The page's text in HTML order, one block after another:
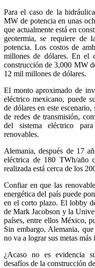
Para el caso de la
MW de potencia en unas
que actualmente está en
geotermia, se requiere de
potencia. Los costos de
millones de dólares. En el
construcción de 3,000 MW
12 mil millones de dólares.
El monto aproximado de
eléctrico mexicano, puede
de dólares en este
de redes de transmisión,
del sistema eléctrico
renovables.
Alemania, después de 17
eléctrica de 180 TWh/año
realizada está cerca de los
Confiar en que las
energética del país puede
en el corto plazo. El lobby
de Mark Jacobson y la
países, entre ellos México,
Sin embargo, Alemania,
no va a lograr sus metas
¿Acaso no es evidencia
desafíos de la construcción